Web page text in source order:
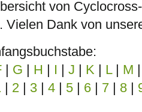
von
Vielen Dank von
| G | H | I | J | K | L | M |
| 2 | 3 | 4 | 5 | 6 | 7 | 8 |